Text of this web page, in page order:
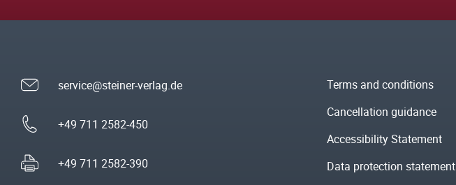
service@steiner-verlag.de
+49 711 2582-450
+49 711 2582-390
Terms and conditions
Cancellation guidance
Accessibility Statement
Data protection statement